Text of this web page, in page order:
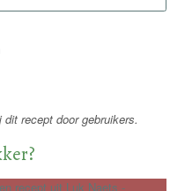
recept door gebruikers.